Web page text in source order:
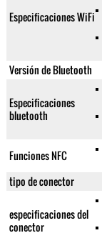
Especificaciones WiFi
Versión de Bluetooth
Especificaciones
bluetooth
Funciones NFC
tipo de conector
especificaciones del
conector